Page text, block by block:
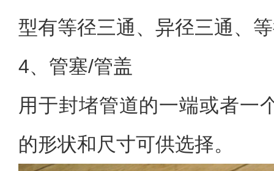
型有等径三通、异径三通、
4、管塞/管盖
用于封堵管道的一端或者一
的形状和尺寸可供选择。